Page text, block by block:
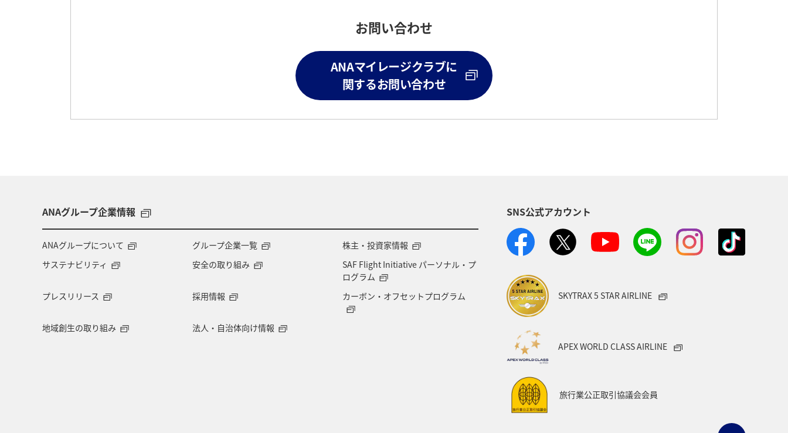
お問い合わせ
ANAマイレージクラブに
関するお問い合わせ
ANAグループ企業情報
ANAグループについて グループ企業一覧
株主・投資家情報
サステナビリティ
安全の取り組み
SAF Flight Initiative パーソナル・プ
ログラム
プレスリリース
採用情報 カーボン・オフセットプログラム
地域創生の取り組み 法人・自治体向け情報
SNS公式アカウント
SKYTRAX 5 STAR AIRLINE
APEX WORLD CLASS AIRLINE
旅行業公正取引協議会会員